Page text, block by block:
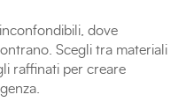
dove
Scegli tra materiali
raffinati per creare